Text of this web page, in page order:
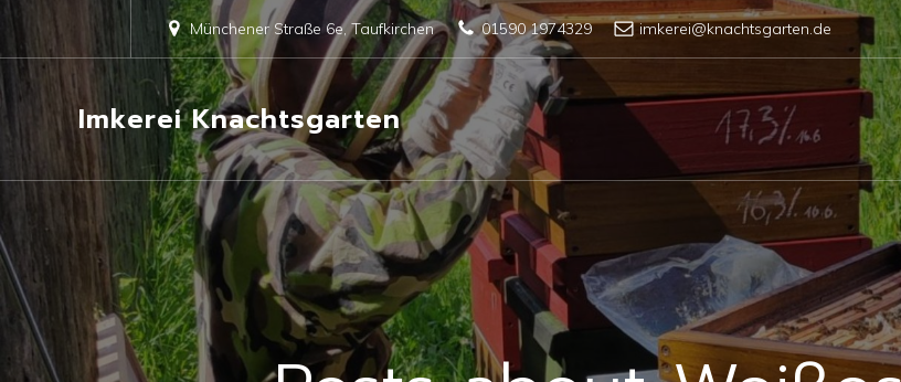
Münchener Straße 6e, Taufkirchen 01590 1974329 imkerei@knachtsgarten.de
Imkerei Knachtsgarten